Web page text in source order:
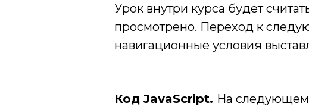
Урок внутри курса будет
просмотрено. Переход к
навигационные условия
Код JavaScript. На следующем